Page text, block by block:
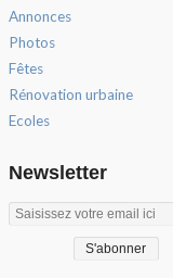
Annonces
Photos
Fêtes
Rénovation urbaine
Ecoles
Newsletter